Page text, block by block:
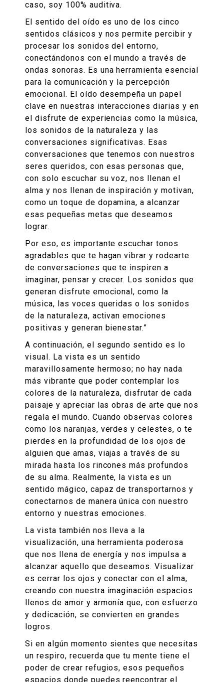
caso, soy 100% auditiva.
El sentido del oído es uno de los cinco
sentidos clásicos y nos permite percibir y
procesar los sonidos del entorno,
conectándonos con el mundo a través de
ondas sonoras. Es una herramienta esencial
para la comunicación y la percepción
emocional. El oído desempeña un papel
clave en nuestras interacciones diarias y en
el disfrute de experiencias como la música,
los sonidos de la naturaleza y las
conversaciones significativas. Esas
conversaciones que tenemos con nuestros
seres queridos, con esas personas que,
con solo escuchar su voz, nos llenan el
alma y nos llenan de inspiración y motivan,
como un toque de dopamina, a alcanzar
esas pequeñas metas que deseamos
lograr.
Por eso, es importante escuchar tonos
agradables que te hagan vibrar y rodearte
de conversaciones que te inspiren a
imaginar, pensar y crecer. Los sonidos que
generan disfrute emocional, como la
música, las voces queridas o los sonidos
de la naturaleza, activan emociones
positivas y generan bienestar.”
A continuación, el segundo sentido es lo
visual. La vista es un sentido
maravillosamente hermoso; no hay nada
más vibrante que poder contemplar los
colores de la naturaleza, disfrutar de cada
paisaje y apreciar las obras de arte que nos
regala el mundo. Cuando observas colores
como los naranjas, verdes y celestes, o te
pierdes en la profundidad de los ojos de
alguien que amas, viajas a través de su
mirada hasta los rincones más profundos
de su alma. Realmente, la vista es un
sentido mágico, capaz de transportarnos y
conectarnos de manera única con nuestro
entorno y nuestras emociones.
La vista también nos lleva a la
visualización, una herramienta poderosa
que nos llena de energía y nos impulsa a
alcanzar aquello que deseamos. Visualizar
es cerrar los ojos y conectar con el alma,
creando con nuestra imaginación espacios
llenos de amor y armonía que, con esfuerzo
y dedicación, se convierten en grandes
logros.
Si en algún momento sientes que necesitas
un respiro, recuerda que tu mente tiene el
poder de crear refugios, esos pequeños
espacios donde puedes reencontrar el